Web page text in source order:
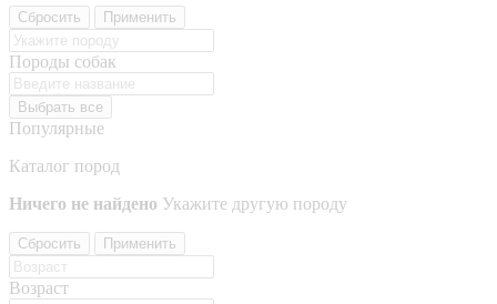
Сбросить Применить
Породы собак
Выбрать все
Популярные
Каталог пород
Ничего не найдено Укажите другую породу
Сбросить Применить
Возраст